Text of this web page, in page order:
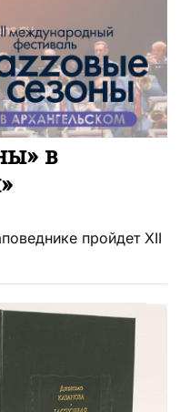
в
пройдет XII